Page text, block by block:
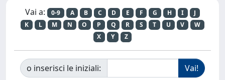
Vai a: 0-9 A B C D E F G H I
J
K
L M N O P Q R S T U V
W
X
Y Z
o inserisci le iniziali: